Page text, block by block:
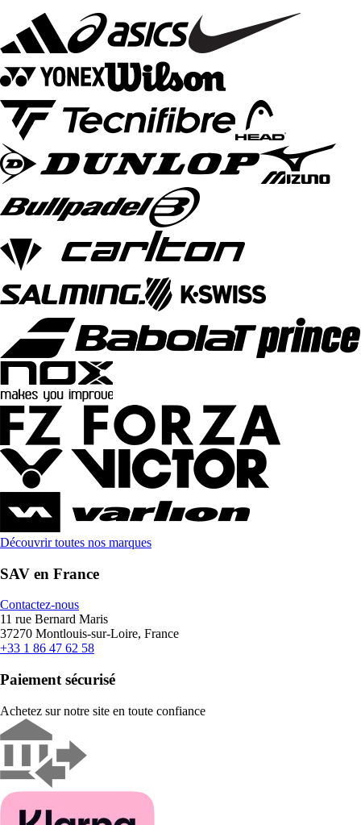
Découvrir toutes nos marques
SAV en France
Contactez-nous
11 rue Bernard Maris
37270 Montlouis-sur-Loire, France
+33 1 86 47 62 58
Paiement sécurisé
Achetez sur notre site en toute confiance